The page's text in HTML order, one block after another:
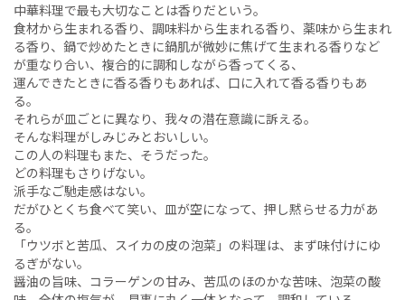
中華料理で最も大切なことは香りだという。
食材から生まれる香り、調味料から生まれる香り、薬味から生まれ
る香り、鍋で炒めたときに鍋肌が微妙に焦げて生まれる香りなど
が重なり合い、複合的に調和しながら香ってくる、
運んできたときに香る香りもあれば、口に入れて香る香りもあ
る。
それらが皿ごとに異なり、我々の潜在意識に訴える。
そんな料理がしみじみとおいしい。
この人の料理もまた、そうだった。
どの料理もさりげない。
派手なご馳走感はない。
だがひとくち食べて笑い、皿が空になって、押し黙らせる力があ
る。
「ウツボと苦瓜、スイカの皮の泡菜」の料理は、まず味付けにゆ
るぎがない。
醤油の旨味、コラーゲンの甘み、苦瓜のほのかな苦味、泡菜の酸